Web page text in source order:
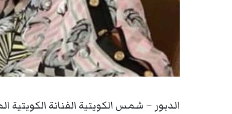
الدبور – شمس الكويتية الفنانة